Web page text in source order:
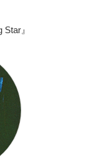
』